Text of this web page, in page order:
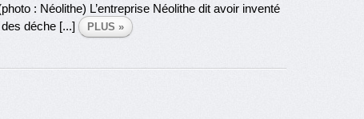
: Néolithe) L’entreprise Néolithe dit avoir inventé
déche [...]
PLUS »